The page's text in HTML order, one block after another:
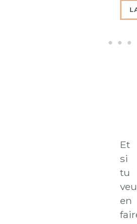
Et
si
tu
en